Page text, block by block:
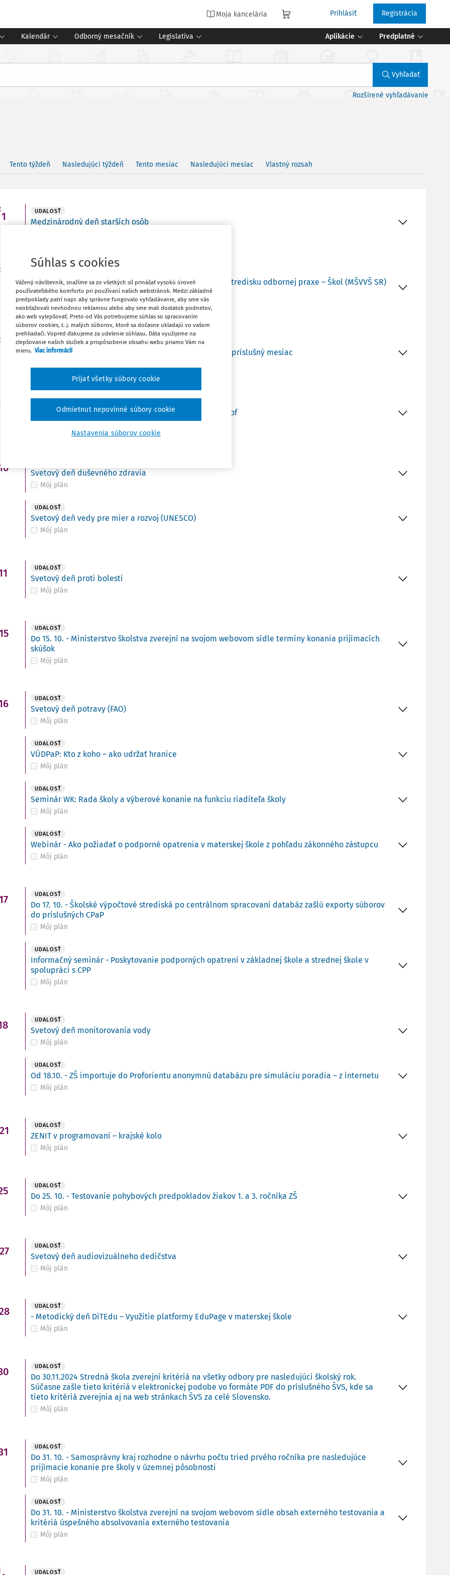
Moja kancelária Prihlásiť Registrácia
Kalendár Odborný mesačník Legislatíva Aplikácie Predplatné
Vyhľadať
Rozšírené vyhľadávanie
Tento týždeň Nasledujúci týždeň Tento mesiac Nasledujúci mesiac Vlastný rozsah
1 UDALOSŤ
Medzinárodný deň starších osôb
Do 3. 10. - Výkaz o stredisku praktického vyučovania a stredisku odbornej praxe – Škol (MŠVVŠ SR)
27 – 01 – web aplikácia
Môj plán
UDALOSŤ
Do 5. 10. - Odoslanie údajov do Centrálneho registra za príslušný mesiac
Medzinárodný deň za zredukovanie prírodných katastrof
Svetový deň duševného zdravia
Môj plán
UDALOSŤ
Svetový deň vedy pre mier a rozvoj (UNESCO)
Môj plán
UDALOSŤ
Svetový deň proti bolesti
Môj plán
UDALOSŤ
Do 15. 10. - Ministerstvo školstva zverejní na svojom webovom sídle termíny konania prijímacích
skúšok
Môj plán
UDALOSŤ
Svetový deň potravy (FAO)
Môj plán
UDALOSŤ
VÚDPaP: Kto z koho – ako udržať hranice
Môj plán
UDALOSŤ
Seminár WK: Rada školy a výberové konanie na funkciu riaditeľa školy
Môj plán
UDALOSŤ
Webinár - Ako požiadať o podporné opatrenia v materskej škole z pohľadu zákonného zástupcu
Môj plán
UDALOSŤ
Do 17. 10. - Školské výpočtové strediská po centrálnom spracovaní databáz zašlú exporty súborov
do príslušných CPaP
Môj plán
UDALOSŤ
Informačný seminár - Poskytovanie podporných opatrení v základnej škole a strednej škole v
spolupráci s CPP
Môj plán
UDALOSŤ
Svetový deň monitorovania vody
Môj plán
UDALOSŤ
Od 18.10. - ZŠ importuje do Proforientu anonymnú databázu pre simuláciu poradia – z internetu
Môj plán
21 UDALOSŤ
ZENIT v programovaní – krajské kolo
Môj plán
UDALOSŤ
Do 25. 10. - Testovanie pohybových predpokladov žiakov 1. a 3. ročníka ZŠ
Môj plán
27 UDALOSŤ
Svetový deň audiovizuálneho dedičstva
Môj plán
UDALOSŤ
- Metodický deň DiTEdu – Využitie platformy EduPage v materskej škole
Môj plán
UDALOSŤ
Do 30.11.2024 Stredná škola zverejní kritériá na všetky odbory pre nasledujúci školský rok.
Súčasne zašle tieto kritériá v elektronickej podobe vo formáte PDF do príslušného ŠVS, kde sa
tieto kritériá zverejnia aj na web stránkach ŠVS za celé Slovensko.
Môj plán
UDALOSŤ
Do 31. 10. - Samosprávny kraj rozhodne o návrhu počtu tried prvého ročníka pre nasledujúce
prijímacie konanie pre školy v územnej pôsobnosti
Môj plán
UDALOSŤ
Do 31. 10. - Ministerstvo školstva zverejní na svojom webovom sídle obsah externého testovania a
kritériá úspešného absolvovania externého testovania
Môj plán
UDALOSŤ
Súhlas s cookies
Vážený návštevník, snažíme sa zo všetkých síl prinášať vysokú úroveň
používateľského komfortu pri používaní našich webstránok. Medzi základné
predpoklady patrí napr. aby správne fungovalo vyhľadávanie, aby sme vás
neobťažovali nevhodnou reklamou alebo aby sme mali dostatok podnetov,
ako web vylepšovať. Preto od Vás potrebujeme súhlas so spracovaním
súborov cookies, t. j. malých súborov, ktoré sa dočasne ukladajú vo vašom
prehliadači. Vopred ďakujeme za udelenie súhlasu. Dáta využijeme na
zlepšovanie našich služieb a prispôsobenie obsahu webu priamo Vám na
mieru. Viac informácií
Nastavenia súborov cookie
Odmietnut nepovinné súbory cookie
Prijať všetky súbory cookie